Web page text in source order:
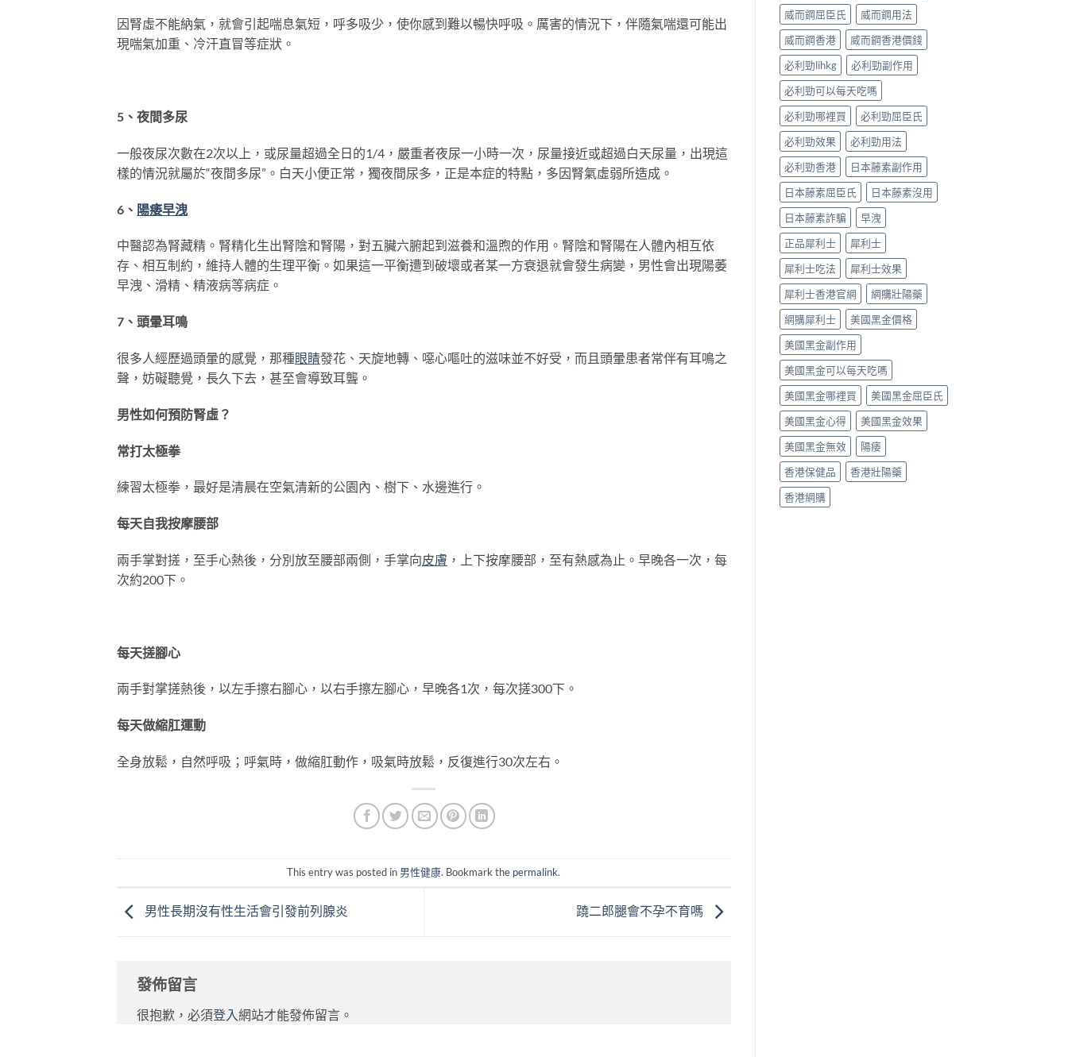
因腎虛不能納氣，就會引起喘息氣短，呼多吸少，使你感到難以暢快呼吸。厲害的情況下，伴隨氣喘還可能出
現喘氣加重、冷汗直冒等症狀。
5、夜間多尿
一般夜尿次數在2次以上，或尿量超過全日的1/4，嚴重者夜尿一小時一次，尿量接近或超過白天尿量，出現這
樣的情況就屬於“夜間多尿”。白天小便正常，獨夜間尿多，正是本症的特點，多因腎氣虛弱所造成。
6、 陽痿早洩
中醫認為腎藏精。腎精化生出腎陰和腎陽，對五臟六腑起到滋養和溫煦的作用。腎陰和腎陽在人體內相互依
存、相互制約，維持人體的生理平衡。如果這一平衡遭到破壞或者某一方衰退就會發生病變，男性會出現陽萎
早洩、滑精、精液病等病症。
7、頭暈耳鳴
很多人經歷過頭暈的感覺，那種眼睛發花、天旋地轉、噁心嘔吐的滋味並不好受，而且頭暈患者常伴有耳鳴之
聲，妨礙聽覺，長久下去，甚至會導致耳聾。
男性如何預防腎虛？
常打太極拳
練習太極拳，最好是清晨在空氣清新的公園內、樹下、水邊進行。
每天自我按摩腰部
兩手掌對搓，至手心熱後，分別放至腰部兩側，手掌向皮膚 ，上下按摩腰部，至有熱感為止。早晚各一次，每
次約200下。
每天搓腳心
兩手對掌搓熱後，以左手擦右腳心，以右手擦左腳心，早晚各1次，每次搓300下。
每天做縮肛運動
全身放鬆，自然呼吸；呼氣時，做縮肛動作，吸氣時放鬆，反復進行30次左右。
This entry was posted in 男性健康. Bookmark the permalink.
男性長期沒有性生活會引發前列腺炎 蹺二郎腿會不孕不育嗎
發佈留言
很抱歉，必須登入網站才能發佈留言。
威而鋼屈臣氏
威而鋼用法
威而鋼香港
威而鋼香港價錢
必利勁lihkg
必利勁副作用
必利勁可以每天吃嗎
必利勁哪裡買
必利勁屈臣氏
必利勁效果
必利勁用法
必利勁香港
日本藤素副作用
日本藤素屈臣氏
日本藤素沒用
日本藤素詐騙
早洩
正品犀利士
犀利士
犀利士吃法
犀利士效果
犀利士香港官網
網購壯陽藥
網購犀利士
美國黑金價格
美國黑金副作用
美國黑金可以每天吃嗎
美國黑金哪裡買
美國黑金屈臣氏
美國黑金心得
美國黑金效果
美國黑金無效
陽痿
香港保健品
香港壯陽藥
香港網購